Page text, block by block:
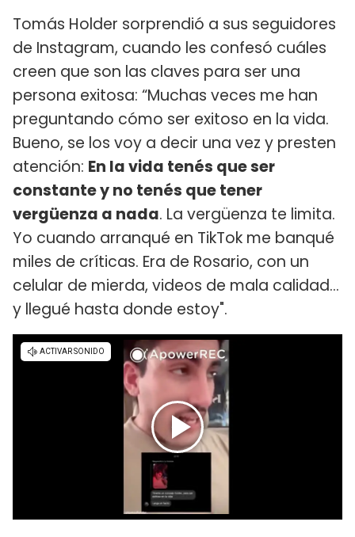
Tomás Holder sorprendió a sus seguidores
de Instagram, cuando les confesó cuáles
creen que son las claves para ser una
persona exitosa: “Muchas veces me han
preguntando cómo ser exitoso en la vida.
Bueno, se los voy a decir una vez y presten
atención: En la vida tenés que ser
constante y no tenés que tener
vergüenza a nada. La vergüenza te limita.
Yo cuando arranqué en TikTok me banqué
miles de críticas. Era de Rosario, con un
celular de mierda, videos de mala calidad...
y llegué hasta donde estoy".